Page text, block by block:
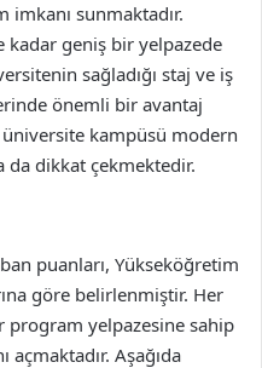
sunmaktadır.
geniş bir yelpazede
sağladığı staj ve iş
önemli bir avantaj
kampüsü modern
da dikkat çekmektedir.
puanları, Yükseköğretim
göre belirlenmiştir. Her
program yelpazesine sahip
açmaktadır. Aşağıda